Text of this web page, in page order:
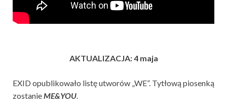
AKTUALIZACJA: 4 maja
EXID opublikowało listę utworów „WE”. Tytłową piosenką
zostanieME&YOU.